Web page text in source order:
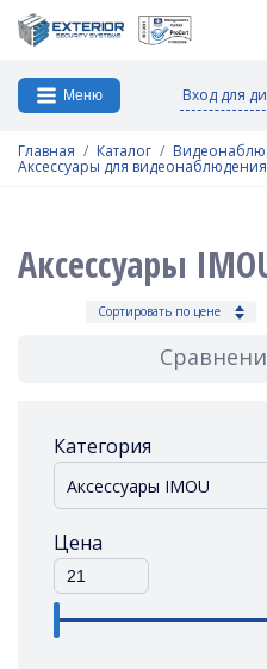
Меню Вход для
Главная Каталог
Аксессуары для видеонаблюдения
Аксессуары
Сортировать по цене
Категория
Аксессуары IMOU
Цена